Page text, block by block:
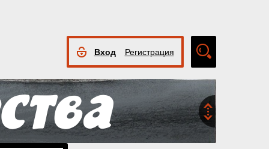
Вход Регистрация
поиск